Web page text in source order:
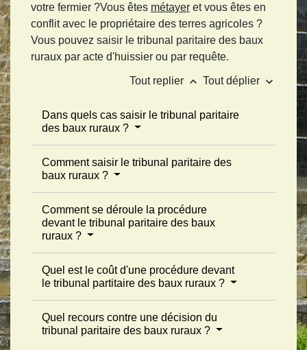
votre fermier ?Vous êtes métayer et vous êtes en
conflit avec le propriétaire des terres agricoles ?
Vous pouvez saisir le tribunal paritaire des baux
ruraux par acte d'huissier ou par requête.
Tout replier keyboard_arrow_up Tout déplier keyboard_arrow_down
Dans quels cas saisir le tribunal paritaire
des baux ruraux ?
Comment saisir le tribunal paritaire des
baux ruraux ?
Comment se déroule la procédure
devant le tribunal paritaire des baux
ruraux ?
Quel est le coût d'une procédure devant
le tribunal partitaire des baux ruraux ?
Quel recours contre une décision du
tribunal paritaire des baux ruraux ?